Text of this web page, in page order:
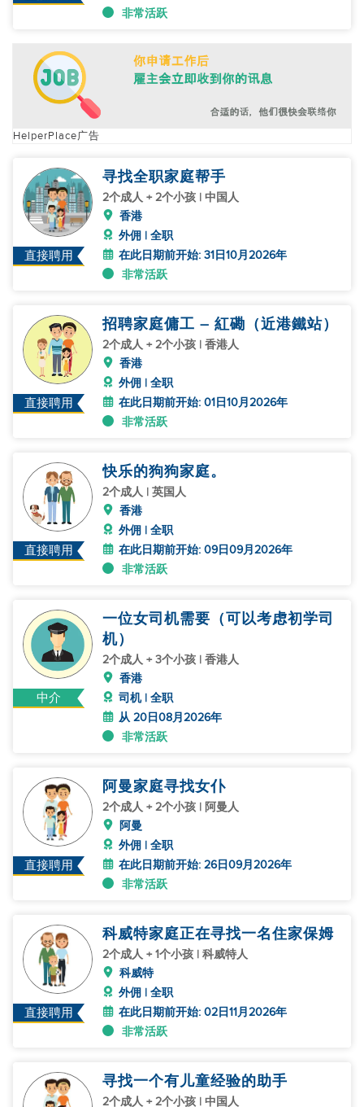
非常活跃
HelperPlace广告
直接聘用
寻找全职家庭帮手
2个成人 + 2个小孩 | 中国人
香港
外佣 | 全职
在此日期前开始: 31日10月2026年
非常活跃
直接聘用
招聘家庭傭工 – 紅磡（近港鐵站）
2个成人 + 2个小孩 | 香港人
香港
外佣 | 全职
在此日期前开始: 01日10月2026年
非常活跃
直接聘用
快乐的狗狗家庭。
2个成人 | 英国人
香港
外佣 | 全职
在此日期前开始: 09日09月2026年
非常活跃
中介
一位女司机需要（可以考虑初学司
机）
2个成人 + 3个小孩 | 香港人
香港
司机 | 全职
从 20日08月2026年
非常活跃
直接聘用
阿曼家庭寻找女仆
2个成人 + 2个小孩 | 阿曼人
阿曼
外佣 | 全职
在此日期前开始: 26日09月2026年
非常活跃
直接聘用
科威特家庭正在寻找一名住家保姆
2个成人 + 1个小孩 | 科威特人
科威特
外佣 | 全职
在此日期前开始: 02日11月2026年
非常活跃
寻找一个有儿童经验的助手
2个成人 + 2个小孩 | 中国人